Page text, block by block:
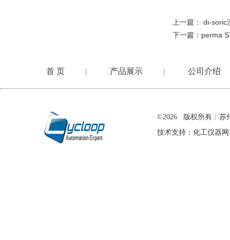
上一篇： di-soric
下一篇： perma
首 页 | 产品展示 | 公司介绍
©2026 版权所有：苏
技术支持： 化工仪器网